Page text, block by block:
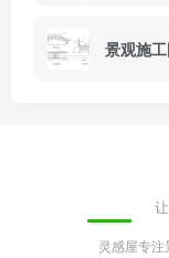
景观施
灵感屋专